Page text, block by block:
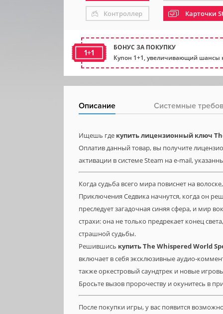
Контроллер Карточки
1+1
БОНУС ЗА ПОКУПКУ
Купон 1+1, увеличивающий шансы
Описание Системные
Ищешь где купить лицензионный ключ
Оплатив данный товар, вы получите
активации в системе Steam на e-mail,
Когда судьба всего мира повиснет на
Приключения Седвика начнутся, когда он
преследует загадочная синяя сфера, и мир
страхи: она не только предрекает конец
страшной судьбы.
Решившись купитьThe WhisperedWorld
включает в себя эксклюзивные аудио-
также оркестровый саундтрек и новые
Бросьте вызов пророчеству и окунитесь в
После покупки игры, у вас появится